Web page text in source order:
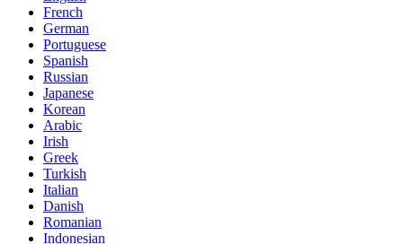
French
German
Portuguese
Spanish
Russian
Japanese
Korean
Arabic
Irish
Greek
Turkish
Italian
Danish
Romanian
Indonesian